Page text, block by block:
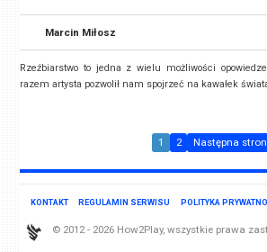
Marcin Miłosz
Rzeźbiarstwo to jedna z wielu możliwości
razem artysta pozwolił nam spojrzeć na kawałek
1 2 Następna
KONTAKT REGULAMIN SERWISU POLITYKA
© 2012 - 2026 How2Play, wszystkie prawa